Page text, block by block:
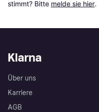
stimmt? Bitte melde sie hier.
Klarna
Über uns
Karriere
AGB